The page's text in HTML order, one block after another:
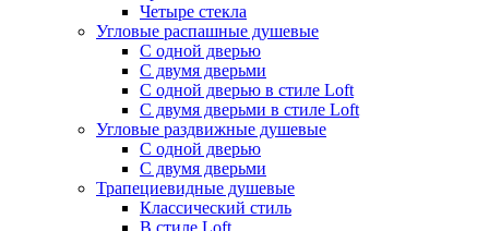
Четыре стекла
Угловые распашные душевые
С одной дверью
С двумя дверьми
С одной дверью в стиле Loft
С двумя дверьми в стиле Loft
Угловые раздвижные душевые
С одной дверью
С двумя дверьми
Трапециевидные душевые
Классический стиль
В стиле Loft